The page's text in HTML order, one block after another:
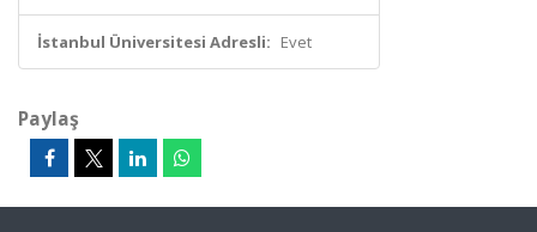
İstanbul Üniversitesi Adresli: Evet
Paylaş